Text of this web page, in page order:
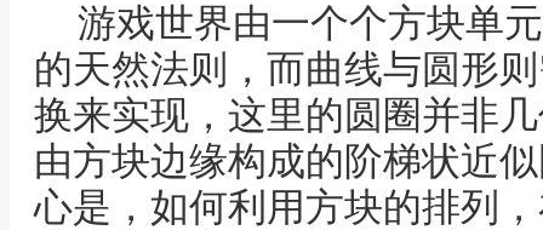
游戏世界由一个个方块单
的天然法则，而曲线与圆形
换来实现，这里的圆圈并非
由方块边缘构成的阶梯状近
心是，如何利用方块的排列